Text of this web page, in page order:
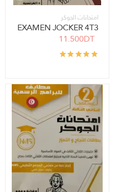
امتحانات الجوكر
EXAMEN JOCKER 4T3
11.500DT